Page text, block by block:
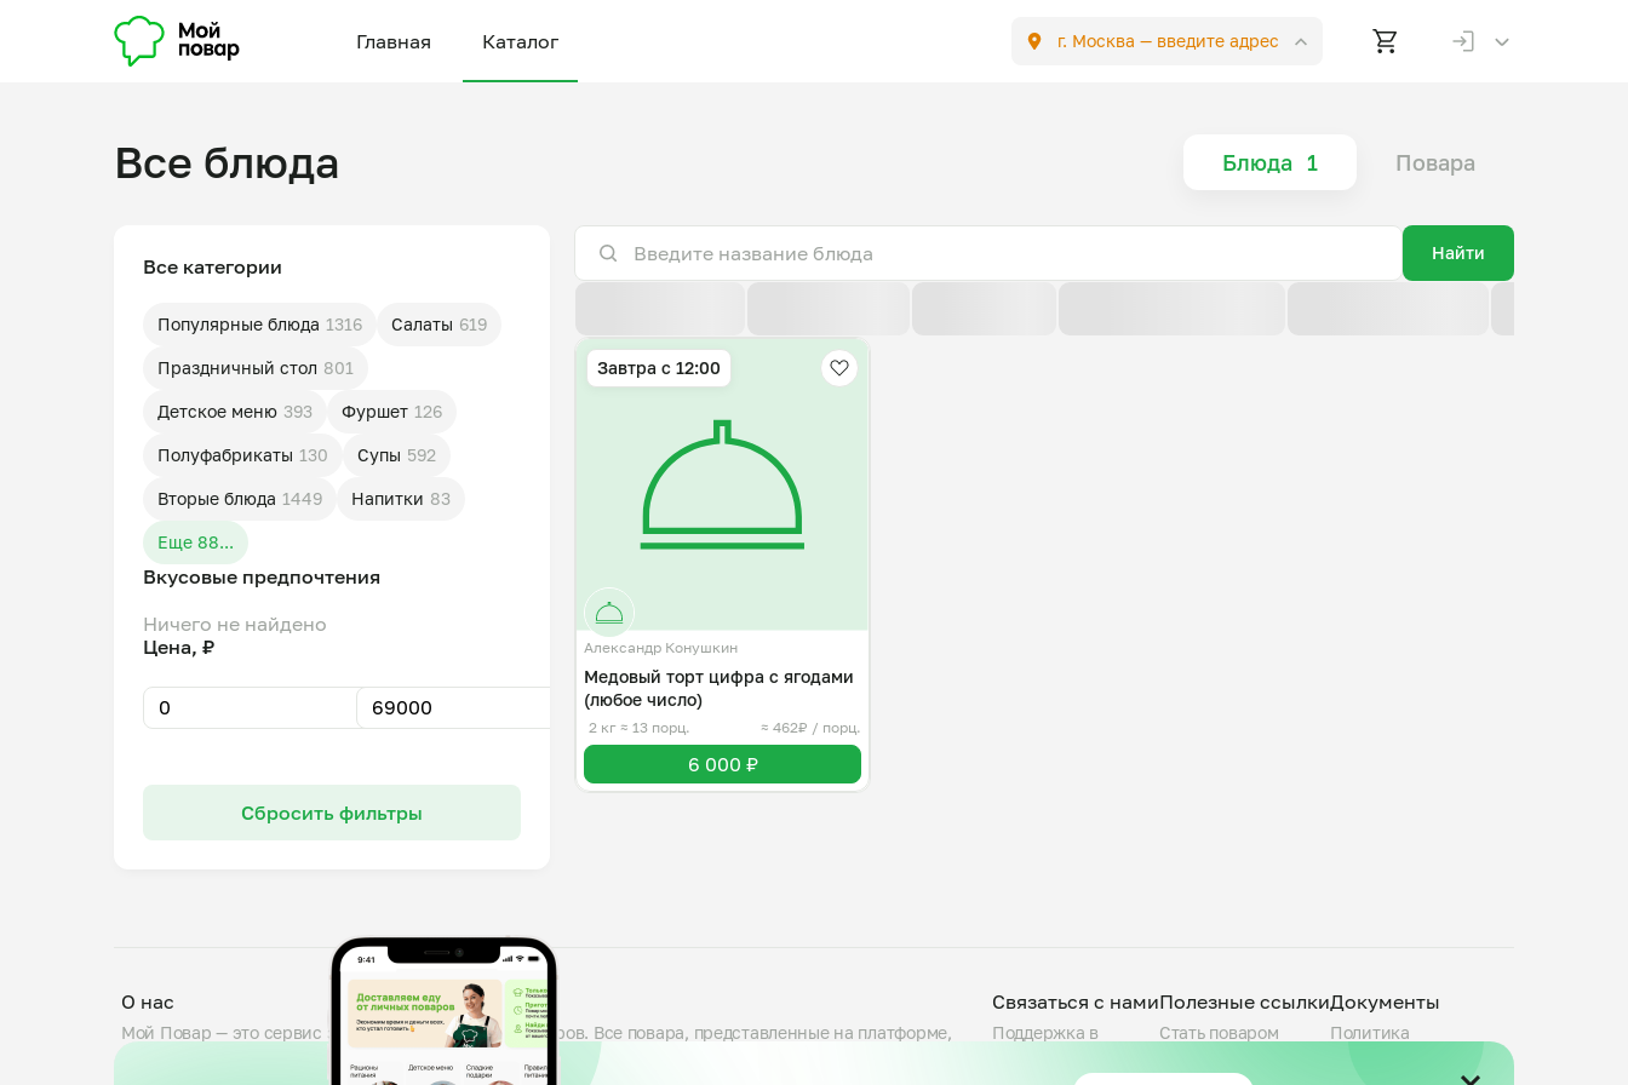
Главная Каталог г. Москва — введите адрес
Все блюда Блюда 1 Повара
Все категории
Популярные блюда 1316 Салаты 619
Праздничный стол 801
Детское меню 393 Фуршет 126
Полуфабрикаты 130 Супы 592
Вторые блюда 1449 Напитки 83
Еще 88...
Вкусовые предпочтения
Ничего не найдено
Цена, ₽
Сбросить фильтры
Найти
Завтра c 12:00
Александр Конушкин
Медовый торт цифра с ягодами
(любое число)
2 кг ≈ 13 порц. ≈ 462₽ / порц.
6 000 ₽
О нас
Мой Повар — это сервис заказа блюд от личных поваров. Все повара, представленные на платформе,
проходят тщательную проверку: мы дегустируем блюда, проверяем условия приготовления на кухне и
знакомим поваров с требованиями пищевой безопасности. Блюда готовятся большими порциями — от
Связаться с нами
Поддержка в
support@mypovar.ru
Полезные ссылки
Стать поваром
Города присутствия
Документы
Политика
Пользовательское